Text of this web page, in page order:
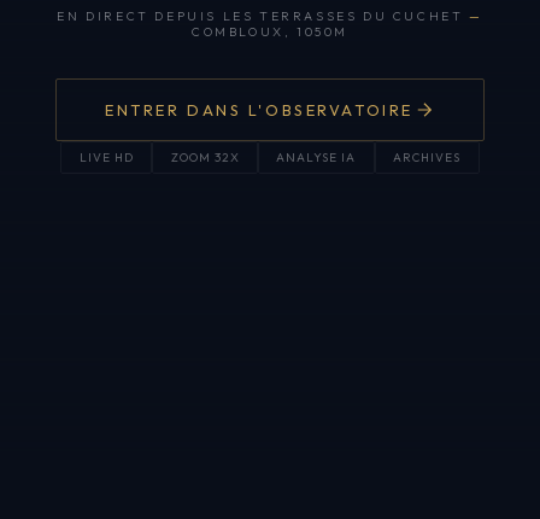
EN DIRECT DEPUIS LES TERRASSES DU CUCHET —
COMBLOUX, 1050M
ENTRER DANS L'OBSERVATOIRE
LIVE HD ZOOM 32X ANALYSE IA ARCHIVES